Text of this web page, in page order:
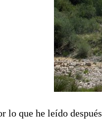
lo que he leído